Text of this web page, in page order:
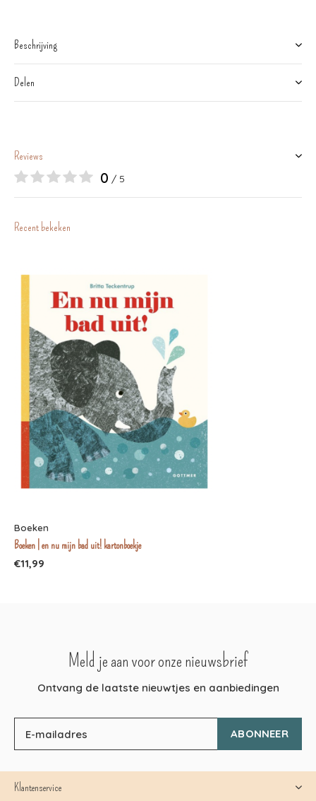
Beschrijving
Delen
Reviews
0 / 5
Recent bekeken
Boeken
Boeken | en nu mijn bad uit! kartonboekje
€11,99
Meld je aan voor onze nieuwsbrief
Ontvang de laatste nieuwtjes en aanbiedingen
ABONNEER
Klantenservice